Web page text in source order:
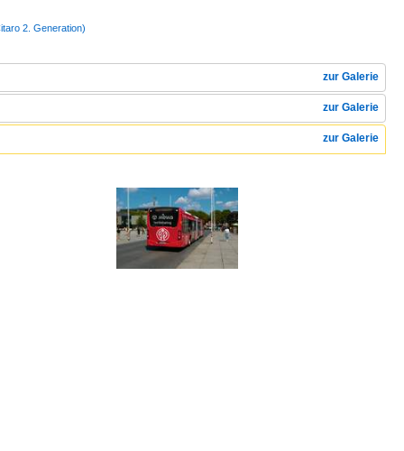
2. Generation)
zur Galerie
zur Galerie
zur Galerie